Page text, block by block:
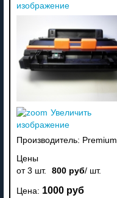
изображение
Увеличить
изображение
Производитель: Premium
Цены
от 3 шт.
800 руб/ шт.
Цена: 1000 руб